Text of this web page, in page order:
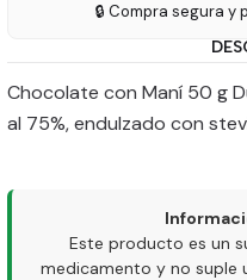
🔒 Compra segura
Chocolate con Maní 50 g
al 75%, endulzado con
Este producto es un
medicamento y no suple